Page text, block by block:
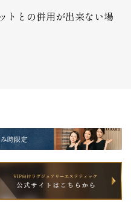
トとの併用が出来ない場